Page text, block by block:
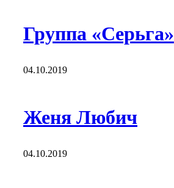
Группа «Серьга»
04.10.2019
Женя Любич
04.10.2019